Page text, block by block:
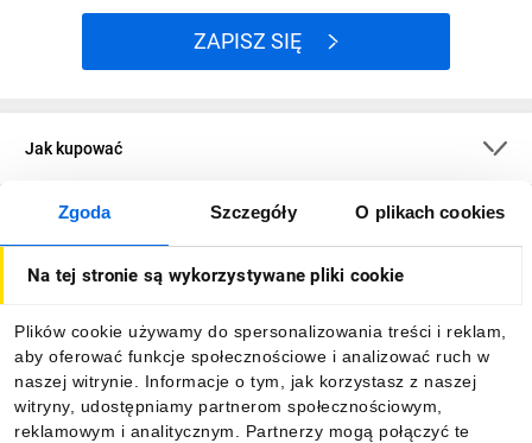
Zgoda Szczegóły O plikach cookies
Na tej stronie są wykorzystywane pliki cookie
Plików cookie używamy do spersonalizowania treści i reklam,
aby oferować funkcje społecznościowe i analizować ruch w
naszej witrynie. Informacje o tym, jak korzystasz z naszej
witryny, udostępniamy partnerom społecznościowym,
reklamowym i analitycznym. Partnerzy mogą połączyć te
ZAPISZ SIĘ
Jak kupować
O firmie
Informacje